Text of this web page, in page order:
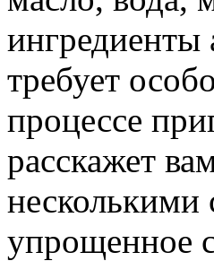
ингредиенты
требует
процессе
расскажет
несколькими
упрощенное